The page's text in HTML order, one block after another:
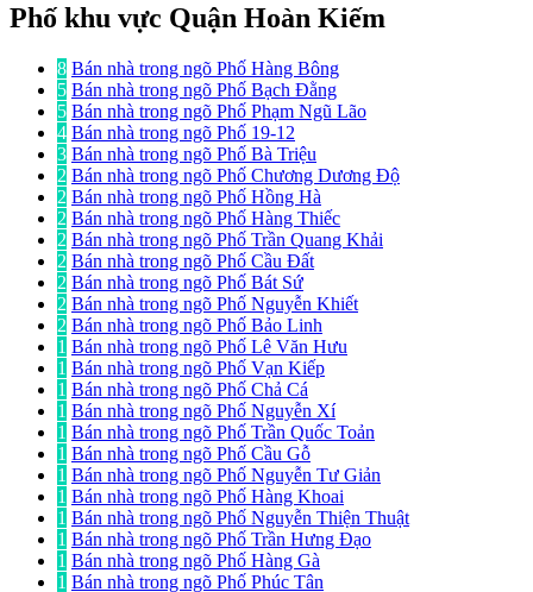
Phố khu vực Quận Hoàn Kiếm
8 Bán nhà trong ngõ Phố Hàng Bông
5 Bán nhà trong ngõ Phố Bạch Đằng
5 Bán nhà trong ngõ Phố Phạm Ngũ Lão
4 Bán nhà trong ngõ Phố 19-12
3 Bán nhà trong ngõ Phố Bà Triệu
2 Bán nhà trong ngõ Phố Chương Dương Độ
2 Bán nhà trong ngõ Phố Hồng Hà
2 Bán nhà trong ngõ Phố Hàng Thiếc
2 Bán nhà trong ngõ Phố Trần Quang Khải
2 Bán nhà trong ngõ Phố Cầu Đất
2 Bán nhà trong ngõ Phố Bát Sứ
2 Bán nhà trong ngõ Phố Nguyễn Khiết
2 Bán nhà trong ngõ Phố Bảo Linh
1 Bán nhà trong ngõ Phố Lê Văn Hưu
1 Bán nhà trong ngõ Phố Vạn Kiếp
1 Bán nhà trong ngõ Phố Chả Cá
1 Bán nhà trong ngõ Phố Nguyễn Xí
1 Bán nhà trong ngõ Phố Trần Quốc Toản
1 Bán nhà trong ngõ Phố Cầu Gỗ
1 Bán nhà trong ngõ Phố Nguyễn Tư Giản
1 Bán nhà trong ngõ Phố Hàng Khoai
1 Bán nhà trong ngõ Phố Nguyễn Thiện Thuật
1 Bán nhà trong ngõ Phố Trần Hưng Đạo
1 Bán nhà trong ngõ Phố Hàng Gà
1 Bán nhà trong ngõ Phố Phúc Tân